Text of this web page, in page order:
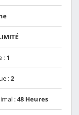
: 1
:2
:48 Heures